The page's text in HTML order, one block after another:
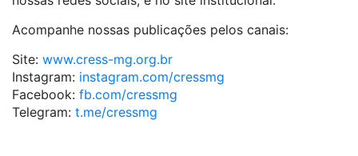
Acompanhe nossas publicações pelos canais:
Site: www.cress-mg.org.br
Instagram: instagram.com/cressmg
Facebook: fb.com/cressmg
Telegram: t.me/cressmg